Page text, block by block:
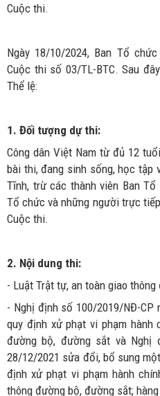
Cuộc thi.
Ngày 18/10/2024, Ban Tổ
Cuộc thi số 03/TL-BTC. Sau
Thể lệ:
1. Đối tượng dự thi:
Công dân Việt Nam từ đủ 12
bài thi, đang sinh sống, học tập
Tĩnh, trừ các thành viên Ban
Tổ chức và những người trực
Cuộc thi.
2. Nội dung thi:
- Luật Trật tự, an toàn giao
- Nghị định số 100/2019/NĐ-CP
quy định xử phạt vi phạm hành
đường bộ, đường sắt và Nghị
28/12/2021 sửa đổi, bổ sung
định xử phạt vi phạm hành
thông đường bộ, đường sắt;